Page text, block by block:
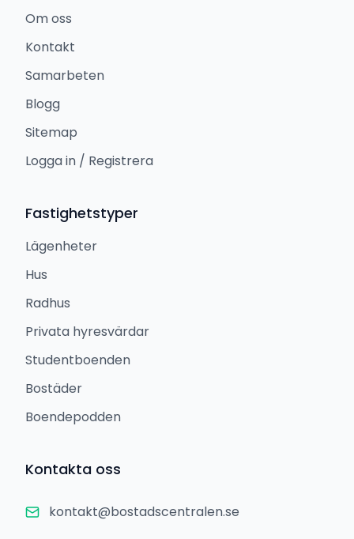
Om oss
Kontakt
Samarbeten
Blogg
Sitemap
Logga in / Registrera
Fastighetstyper
Lägenheter
Hus
Radhus
Privata hyresvärdar
Studentboenden
Bostäder
Boendepodden
Kontakta oss
kontakt@bostadscentralen.se